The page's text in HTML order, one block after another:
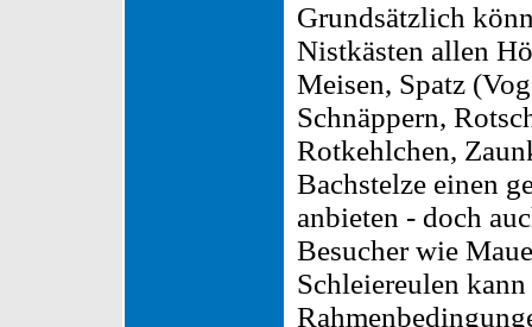
Grundsätzlich
Nistkästen allen
Meisen, Spatz
Schnäppern,
Rotkehlchen,
Bachstelze einen
anbieten - doch
Besucher wie
Schleiereulen